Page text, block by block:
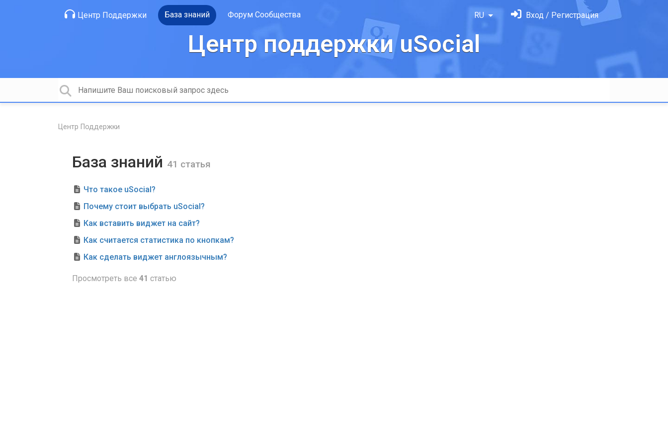
Центр Поддержки База знаний Форум Сообщества RU Вход / Регистрация
Центр поддержки uSocial
Центр Поддержки
База знаний 41 статья
Что такое uSocial?
Почему стоит выбрать uSocial?
Как вставить виджет на сайт?
Как считается статистика по кнопкам?
Как сделать виджет англоязычным?
Просмотреть все 41 статью